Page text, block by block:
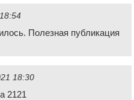
Полезная публикация
18:30
2121